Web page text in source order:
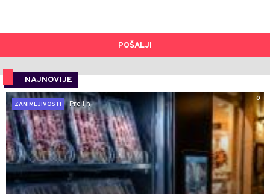
POŠALJI
NAJNOVIJE
0
ZANIMLJIVOSTI
Pre 1 h